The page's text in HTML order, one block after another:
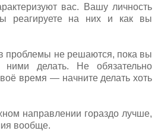
вас. Вашу личность
реагируете на них и как вы
проблемы не решаются, пока вы
делать. Не обязательно
время — начните делать хоть
направлении гораздо лучше,
вообще.